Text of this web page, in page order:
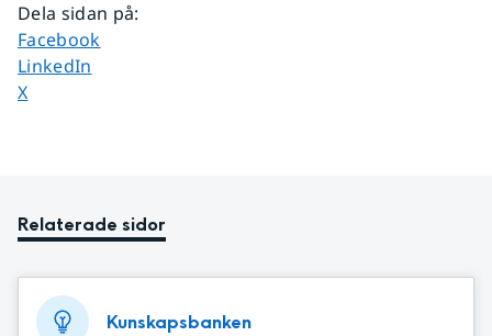
Dela sidan på:
Dela sidan på
Facebook
Dela sidan på
LinkedIn
Dela sidan på
X
Relaterade sidor
Kunskapsbanken